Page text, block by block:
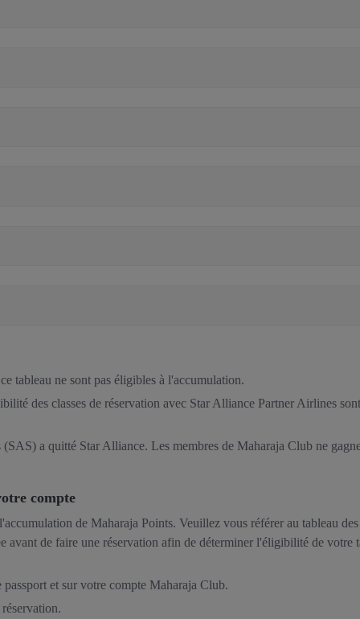
tableau ne sont pas éligibles à l'accumulation.
des classes de réservation avec Star Alliance Partner Airlines
a quitté Star Alliance. Les membres de Maharaja Club ne
compte
de Maharaja Points. Veuillez vous référer au tableau
avant de faire une réservation afin de déterminer l'éligibilité de
et sur votre compte Maharaja Club.